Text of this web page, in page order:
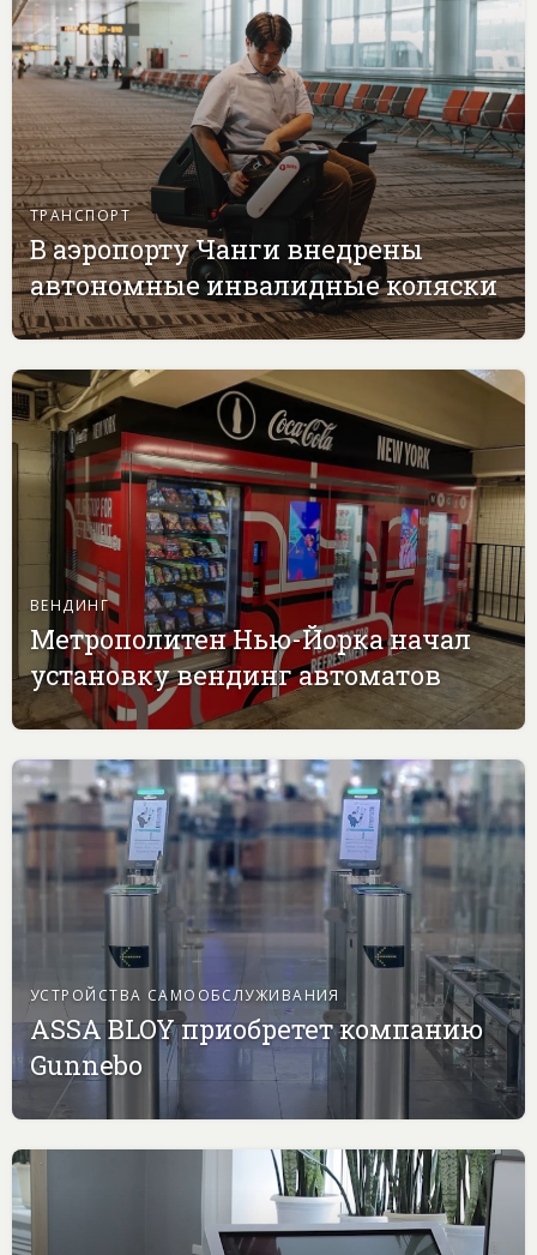
ТРАНСПОРТ
В аэропорту Чанги внедрены
автономные инвалидные коляски
ВЕНДИНГ
Метрополитен Нью-Йорка начал
установку вендинг автоматов
УСТРОЙСТВА САМООБСЛУЖИВАНИЯ
ASSA BLOY приобретет компанию
Gunnebo